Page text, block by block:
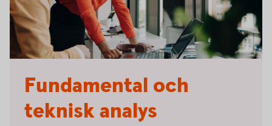
Fundamental och
teknisk analys